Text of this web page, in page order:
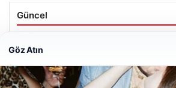
Güncel
oldu? Gram, çeyrek, yarım ve cumhuriyet
fiyatları
Göz Atın